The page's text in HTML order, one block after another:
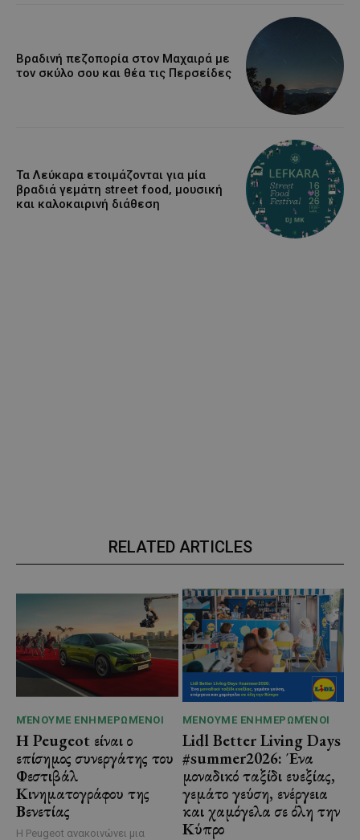
Βραδινή πεζοπορία στον Μαχαιρά με
τον σκύλο σου και θέα τις Περσείδες
Τα Λεύκαρα ετοιμάζονται για μία
βραδιά γεμάτη street food, μουσική
και καλοκαιρινή διάθεση
RELATED ARTICLES
ΜΈΝΟΥΜΕ ΕΝΗΜΕΡΩΜΈΝΟΙ
Η Peugeot είναι ο
επίσημος συνεργάτης του
Φεστιβάλ
Κινηματογράφου της
Βενετίας
Η Peugeot ανακοινώνει μια
ΜΈΝΟΥΜΕ ΕΝΗΜΕΡΩΜΈΝΟΙ
Lidl Better Living Days
#summer2026: Ένα
μοναδικό ταξίδι ευεξίας,
γεμάτο γεύση, ενέργεια
και χαμόγελα σε όλη την
Κύπρο